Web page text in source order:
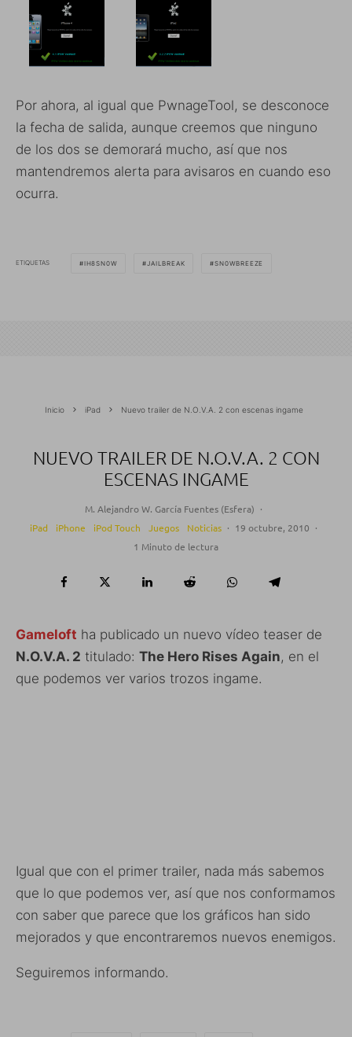
Por ahora, al igual que PwnageTool, se desconoce
la fecha de salida, aunque creemos que ninguno
de los dos se demorará mucho, así que nos
mantendremos alerta para avisaros en cuando eso
ocurra.
ETIQUETAS IH8SN0W JAILBREAK SN0WBREEZE
Inicio iPad Nuevo trailer de N.O.V.A. 2 con escenas ingame
NUEVO TRAILER DE N.O.V.A. 2 CON
ESCENAS INGAME
M. Alejandro W. García Fuentes (Esfera) ·
iPad
iPhone iPod Touch Juegos Noticias · 19 octubre, 2010 ·
1 Minuto de lectura
Gameloft ha publicado un nuevo vídeo teaser de
N.O.V.A. 2 titulado: The Hero Rises Again, en el
que podemos ver varios trozos ingame.
Igual que con el primer trailer, nada más sabemos
que lo que podemos ver, así que nos conformamos
con saber que parece que los gráficos han sido
mejorados y que encontraremos nuevos enemigos.
Seguiremos informando.